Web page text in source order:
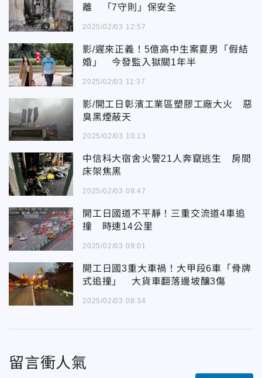
離 「7守則」保安全
2025/02/03 12:57
影/遲來正義！5億高中生案夏男「假結
婚」 今發監入獄關1年半
2025/02/03 11:37
影/開工日彰濱工業區塑膠工廠大火 惡
臭黑煙蔽天
2025/02/03 10:13
中信科大宿舍火警21人奔竄逃生 房間
床架焦黑
2025/02/03 09:47
開工日國道不平靜！三重交流道4車追
撞 時速14公里
2025/02/03 09:01
開工日國3重大車禍！大甲段6車「骨牌
式追撞」 大貨車翻落邊坡釀3傷
2025/02/03 08:34
留言衝人氣